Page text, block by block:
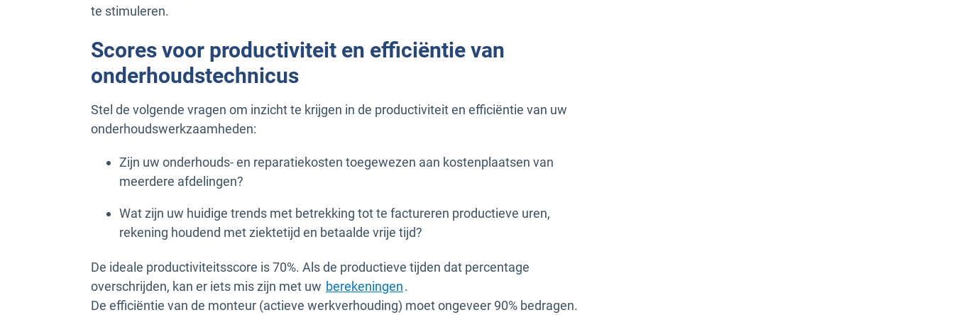
te stimuleren.
Scores voor productiviteit en efficiëntie van
onderhoudstechnicus
Stel de volgende vragen om inzicht te krijgen in de productiviteit en efficiëntie van uw
onderhoudswerkzaamheden:
Zijn uw onderhouds- en reparatiekosten toegewezen aan kostenplaatsen van
meerdere afdelingen?
Wat zijn uw huidige trends met betrekking tot te factureren productieve uren,
rekening houdend met ziektetijd en betaalde vrije tijd?
De ideale productiviteitsscore is 70%. Als de productieve tijden dat percentage
overschrijden, kan er iets mis zijn met uw berekeningen.
De efficiëntie van de monteur (actieve werkverhouding) moet ongeveer 90% bedragen.